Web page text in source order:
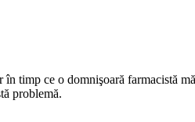
timp ce o domnişoară farmacistă
problemă.